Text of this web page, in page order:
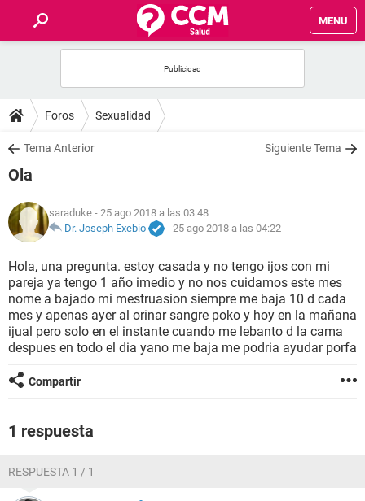
MENU
FOROS
SALUD
NUTRICIÓN
BIENESTAR
SEXUALIDAD
GLOSARIO
Foros Sexualidad
Tema Anterior Siguiente Tema
Ola
saraduke - 25 ago 2018 a las 03:48
Dr. Joseph Exebio
- 25 ago 2018 a las 04:22
Hola, una pregunta. estoy casada y no tengo ijos con mi
pareja ya tengo 1 año imedio y no nos cuidamos este mes
nome a bajado mi mestruasion siempre me baja 10 d cada
mes y apenas ayer al orinar sangre poko y hoy en la mañana
ijual pero solo en el instante cuando me lebanto d la cama
despues en todo el dia yano me baja me podria ayudar porfa
Compartir
1 respuesta
RESPUESTA 1 / 1